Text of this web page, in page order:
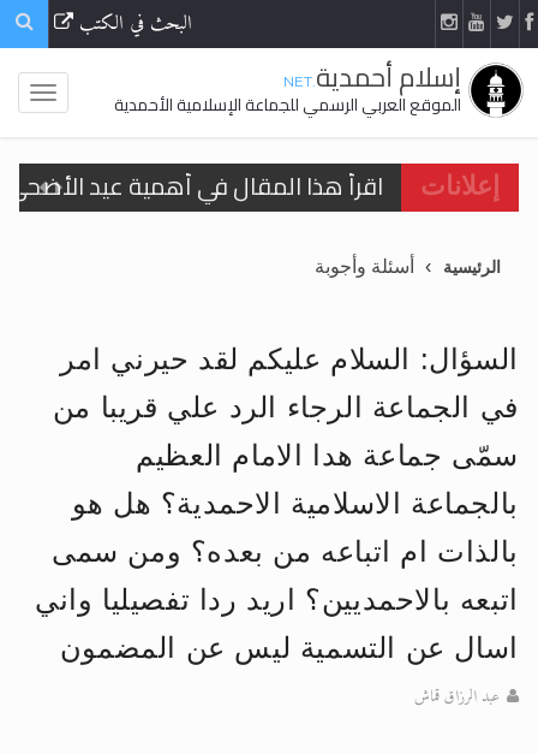
البحث في الكتب
إسلام أحمدية.NET
الموقع العربي الرسمي للجماعة الإسلامية الأحمدية
إعلانات
اقرأ هذا المقال في أهمية عيد
تعميم هامّ لأفراد الجماعة >> المزيد
تعميم هامّ لأفراد الجماعة >> المزيد
اقرأ هذا الكتاب وتعرّف على حقيقة
الحجّ.. دلالات، حِكم، وأهداف >> المزيد
اقرأ هذا المقال في أهمية عيد
الرئيسية أسئلة وأجوبة
السؤال: السلام عليكم لقد حيرني امر
في الجماعة الرجاء الرد علي قريبا من
سمّى جماعة هدا الامام العظيم
بالجماعة الاسلامية الاحمدية؟ هل هو
بالذات ام اتباعه من بعده؟ ومن سمى
اتبعه بالاحمديين؟ اريد ردا تفصيليا واني
اسال عن التسمية ليس عن المضمون
عبد الرزاق قماش